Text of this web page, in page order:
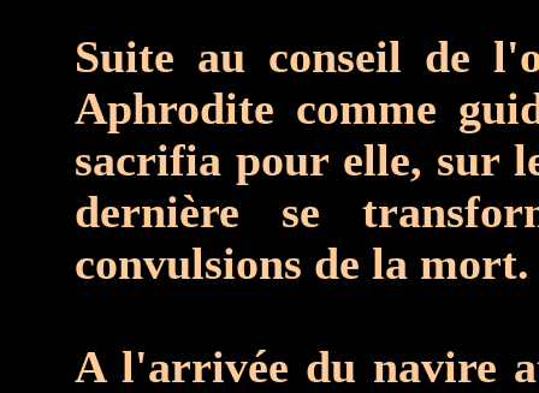
Suite au conseil de
Aphrodite comme
sacrifia pour elle, sur
dernière se
convulsions de la mort.
A l'arrivée du navire